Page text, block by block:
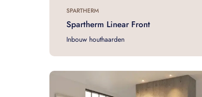
SPARTHERM
Spartherm Linear Front
Inbouw houthaarden